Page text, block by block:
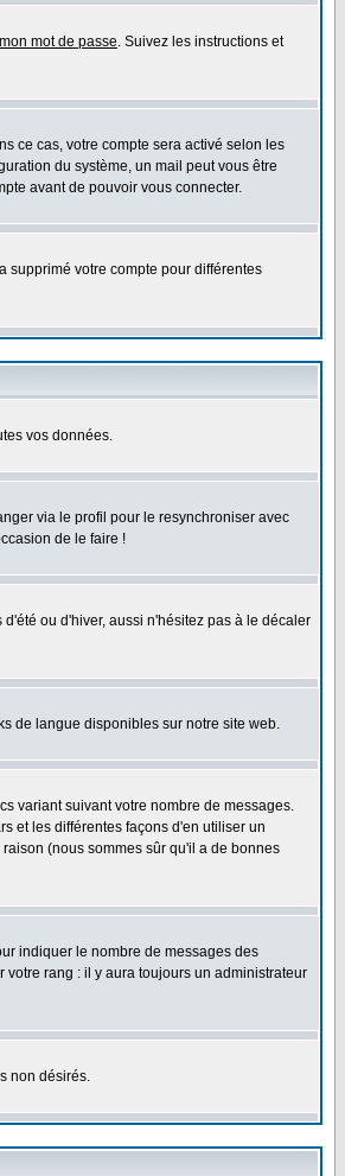
mot de passe. Suivez les instructions et
ce cas, votre compte sera activé selon les
du système, un mail peut vous être
avant de pouvoir vous connecter.
supprimé votre compte pour différentes
vos données.
via le profil pour le resynchroniser avec
de le faire !
ou d'hiver, aussi n'hésitez pas à le décaler
de langue disponibles sur notre site web.
variant suivant votre nombre de messages.
et les différentes façons d'en utiliser un
(nous sommes sûr qu'il a de bonnes
indiquer le nombre de messages des
rang : il y aura toujours un administrateur
non désirés.